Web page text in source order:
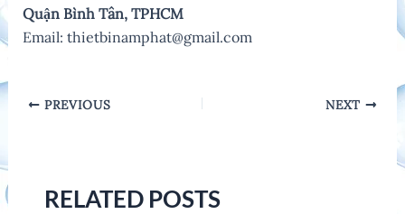
Quận Bình Tân, TPHCM
Email: thietbinamphat@gmail.com
Post PREVIOUS NEXT
RELATED POSTS